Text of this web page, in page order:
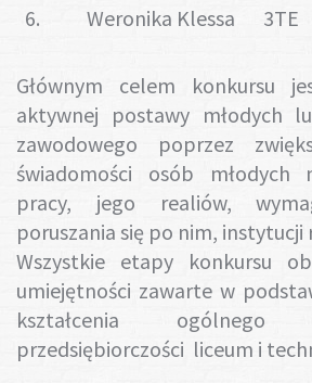
6. Weronika Klessa 3TE
Głównym celem konkursu
aktywnej postawy młodych
zawodowego poprzez
świadomości osób
pracy, jego realiów,
poruszania się po nim, instytucji
Wszystkie etapy konkursu
umiejętności zawarte w
kształcenia
przedsiębiorczości liceum i